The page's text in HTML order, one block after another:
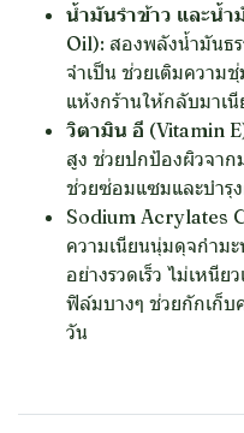
น้ำมันรำข้าว และน้ำ
Oil): สองพลังน้ำมันธ
จำเป็น ช่วยเติมควา
แห้งกร้านให้กลับมาเ
วิตามิน อี (Vitamin
สูง ช่วยปกป้องผิวจาก
ช่วยซ่อมแซมและบำรุ
Sodium Acrylates
ความเนียนนุ่มดุจกำม
อย่างรวดเร็ว ไม่เหนี
ฟิล์มบางๆ ช่วยกักเก็บ
วัน